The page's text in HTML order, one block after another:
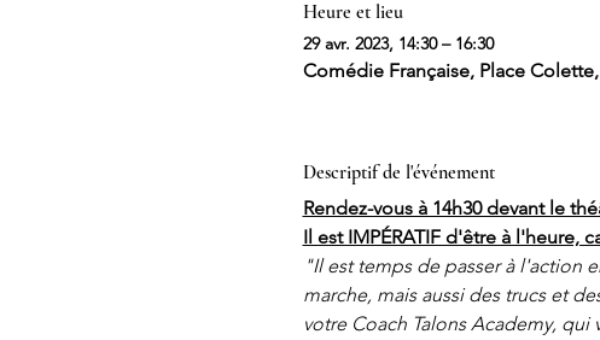
Heure et lieu
29 avr. 2023, 14:30 – 16:30
Comédie Française, Place Colette,
Descriptif de l'événement
Rendez-vous à 14h30 devant le
Il est IMPÉRATIF d'être à l'heure,
"Il est temps de passer à l'action
marche, mais aussi des trucs et
votre Coach Talons Academy,